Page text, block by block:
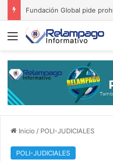
Menú
Inicio / POLI-JUDICIALES
POLI-JUDICIALES